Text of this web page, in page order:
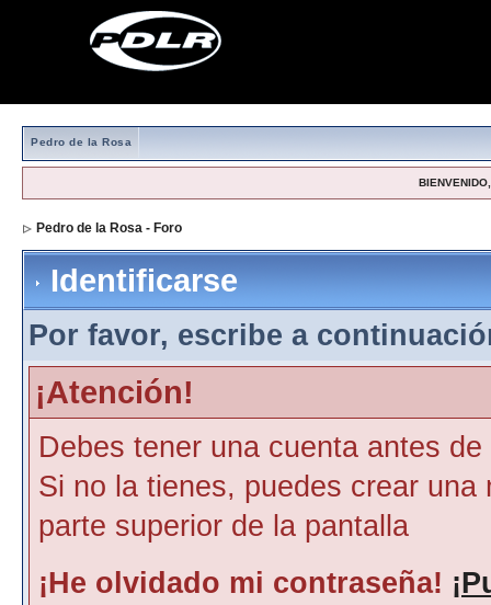
Pedro de la Rosa
Pedro de la Rosa - Foro
Identificarse
Por favor, escribe a
¡Atención!
Debes tener una cuenta antes
Si no la tienes, puedes crear
parte superior de la pantalla
¡He olvidado mi contraseña!